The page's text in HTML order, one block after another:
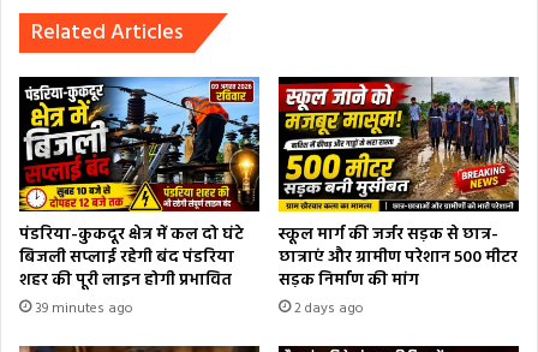
Related Articles
पंडरिया-कुकदूर क्षेत्र में कल दो घंटे
बिजली सप्लाई रहेगी बंद पंडरिया
शहर की पूरी लाइन होगी प्रभावित
39 minutes ago
स्कूल मार्ग की जर्जर सड़क से छात्र-
छात्राएं और ग्रामीण परेशान 500 मीटर
सड़क निर्माण की मांग
2 days ago